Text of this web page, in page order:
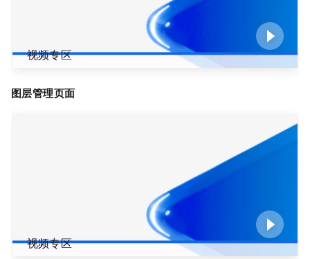
视频专区
图层管理页面
视频专区